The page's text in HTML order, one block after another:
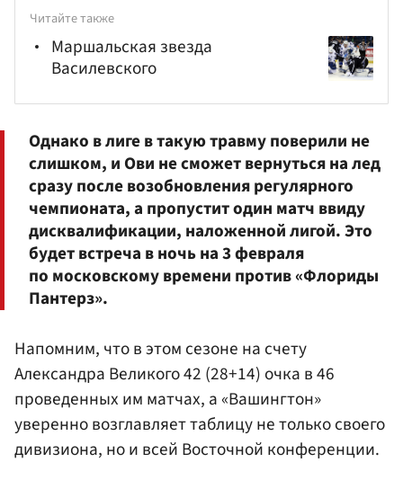
Читайте также
Маршальская звезда
Василевского
Однако в лиге в такую травму поверили не
слишком, и Ови не сможет вернуться на лед
сразу после возобновления регулярного
чемпионата, а пропустит один матч ввиду
дисквалификации, наложенной лигой. Это
будет встреча в ночь на 3 февраля
по московскому времени против «Флориды
Пантерз».
Напомним, что в этом сезоне на счету
Александра Великого 42 (28+14) очка в 46
проведенных им матчах, а «Вашингтон»
уверенно возглавляет таблицу не только своего
дивизиона, но и всей Восточной конференции.